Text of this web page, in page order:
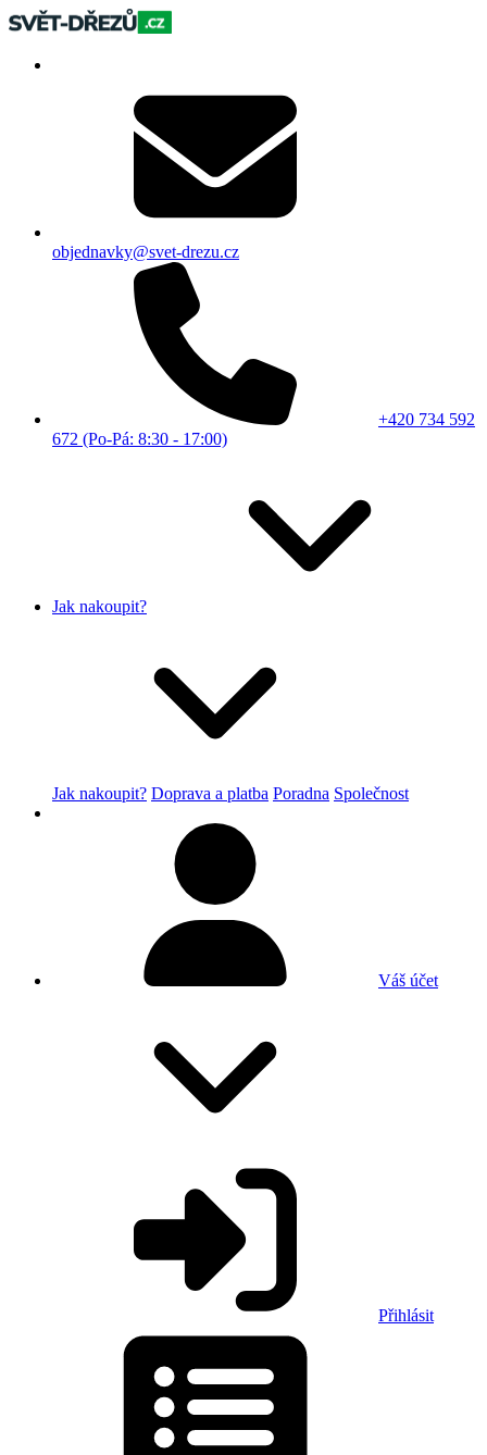
objednavky@svet-drezu.cz
+420 734 592
672 (Po-Pá: 8:30 - 17:00)
Jak nakoupit?
Jak nakoupit? Doprava a platba Poradna Společnost
Váš účet
Přihlásit